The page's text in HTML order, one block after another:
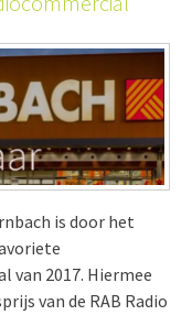
is door het
van 2017. Hiermee
van de RAB Radio